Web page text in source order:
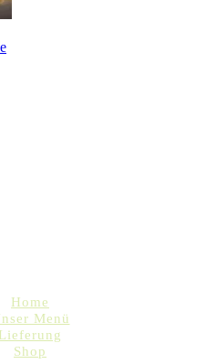
Home
Menü
Lieferung
Shop